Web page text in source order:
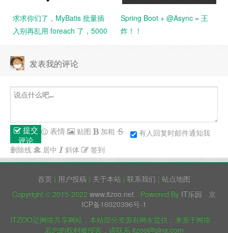
求求你们了，MyBatis 批量插
入别再乱用 foreach 了，5000
Spring Boot + @Async = 王
炸！！
发表我的评论
提交
评论
有人回复时邮件通知我
表情 贴图
加粗
删除线
居中 斜体 签到
首页 | 用户投稿 | 关于本站 | 联系我们 | 站点地图
Copyright © 2015-2022 www.itzoo.net - Powered By IT乐园 - 京
ICP备16020396号-1
ITZOO是网络共享网站，本站部分资源有网友提供，来源于网络，
若您的权利被侵害，请联系 itzoo@sina.com